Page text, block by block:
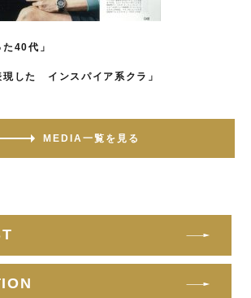
た 40代」
現した インスパイア系クラ」
MEDIA一覧を見る